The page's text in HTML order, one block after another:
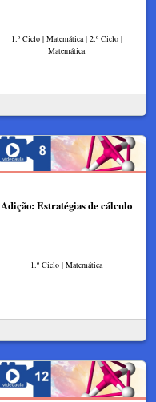
1.º Ciclo | Matemática | 2.º Ciclo |
Matemática
Adição: Estratégias de cálculo
1.º Ciclo | Matemática